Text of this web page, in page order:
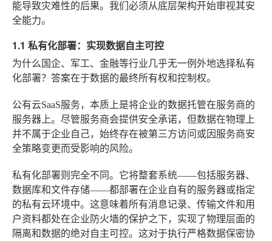
能导致灾难性的后果。我们必须从底层架构开始审视其安
全能力。
1.1 私有化部署：实现数据自主可控
为什么国企、军工、金融等行业几乎无一例外地选择私有
化部署？答案在于数据的最终所有权和控制权。
公有云SaaS服务，本质上是将企业的数据托管在服务商的
服务器上。尽管服务商会提供安全承诺，但数据在物理上
并不属于企业自己，始终存在被第三方访问或因服务商安
全策略变更而受影响的风险。
私有化部署则完全不同。它将整套系统——包括服务器、
数据库和文件存储——都部署在企业自有的服务器或指定
的私有云环境中。这意味着所有消息记录、传输文件和用
户资料都处在企业防火墙的保护之下，实现了物理层面的
隔离和数据的绝对自主可控。这对于执行严格数据保密协